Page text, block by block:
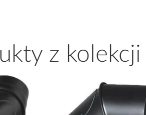
z kolekcji